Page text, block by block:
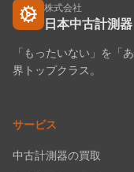
株式会社
日本中古計測器
「もったいない」を「
界トップクラス。
サービス
中古計測器の買取